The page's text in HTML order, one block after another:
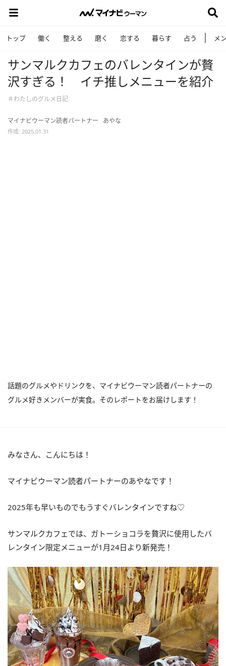
トップ 働く 整える 磨く 恋する 暮らす 占う メ
サンマルクカフェのバレンタインが贅
沢すぎる！ イチ推しメニューを紹介
＃わたしのグルメ日記
マイナビウーマン読者パートナー あやな
作成: 2025.01.31
話題のグルメやドリンクを、マイナビウーマン読者パートナーの
グルメ好きメンバーが実食。そのレポートをお届けします！
みなさん、こんにちは！
マイナビウーマン読者パートナーのあやなです！
2025年も早いものでもうすぐバレンタインですね♡
サンマルクカフェでは、ガトーショコラを贅沢に使用したバ
レンタイン限定メニューが1月24日より新発売！